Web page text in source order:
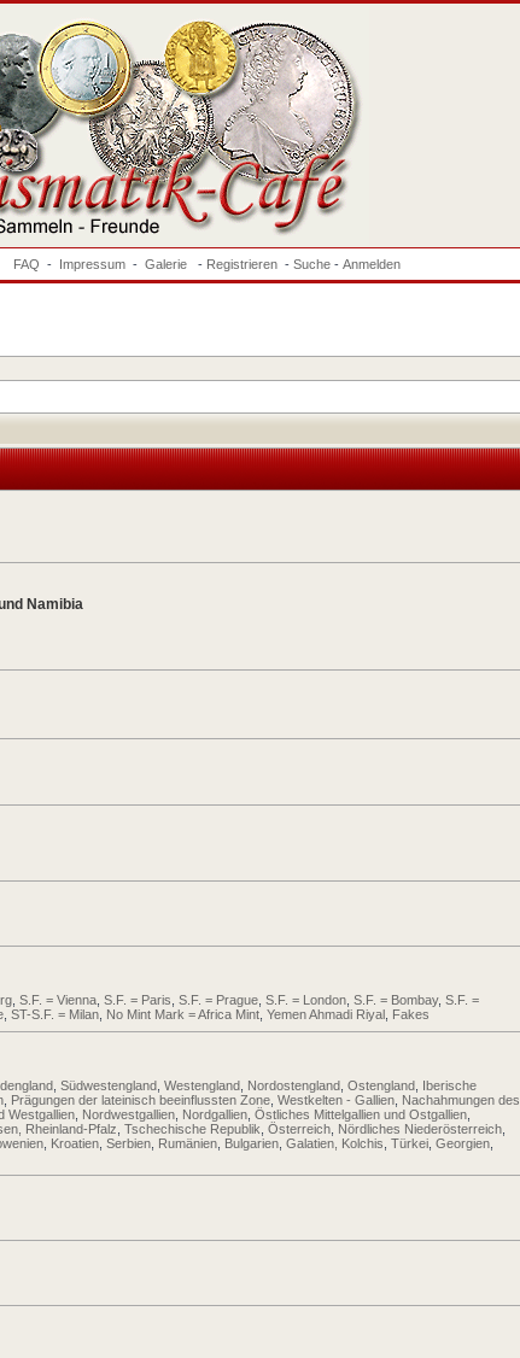
FAQ - Impressum - Galerie - Registrieren - Suche - Anmelden
Namibia
S.F. = Vienna S.F. = Paris S.F. = Prague S.F. = London S.F. = Bombay, S.F. =
ST-S.F. = Milan No Mint Mark = Africa Mint Yemen Ahmadi Riyal Fakes
Südwestengland Westengland Nordostengland Ostengland Iberische
Prägungen der lateinisch beeinflussten Zone Westkelten - Gallien Nachahmungen des
Westgallien Nordwestgallien Nordgallien Östliches Mittelgallien und Ostgallien
Rheinland-Pfalz Tschechische Republik Österreich Nördliches Niederösterreich
Kroatien Serbien Rumänien Bulgarien Galatien, Kolchis Türkei Georgien